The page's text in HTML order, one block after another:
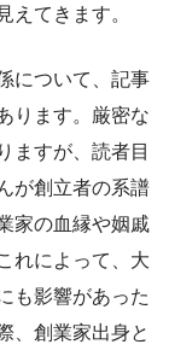
えてきます。
について、記事
ります。厳密な
ますが、読者目
が創立者の系譜
家の血縁や姻戚
れによって、大
も影響があった
、創業家出身と